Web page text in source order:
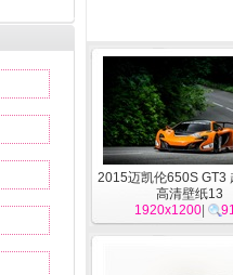
2015迈凯伦650S GT3
高清壁纸13
1920x1200